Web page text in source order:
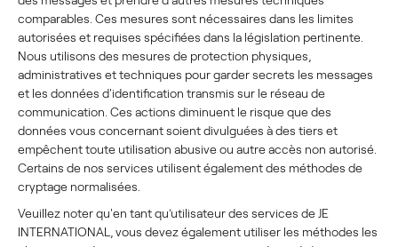
comparables. Ces mesures sont nécessaires dans les limites
autorisées et requises spécifiées dans la législation pertinente.
Nous utilisons des mesures de protection physiques,
administratives et techniques pour garder secrets les messages
et les données d'identification transmis sur le réseau de
communication. Ces actions diminuent le risque que des
données vous concernant soient divulguées à des tiers et
empêchent toute utilisation abusive ou autre accès non autorisé.
Certains de nos services utilisent également des méthodes de
cryptage normalisées.
Veuillez noter qu'en tant qu’utilisateur des services de JE
INTERNATIONAL, vous devez également utiliser les méthodes les